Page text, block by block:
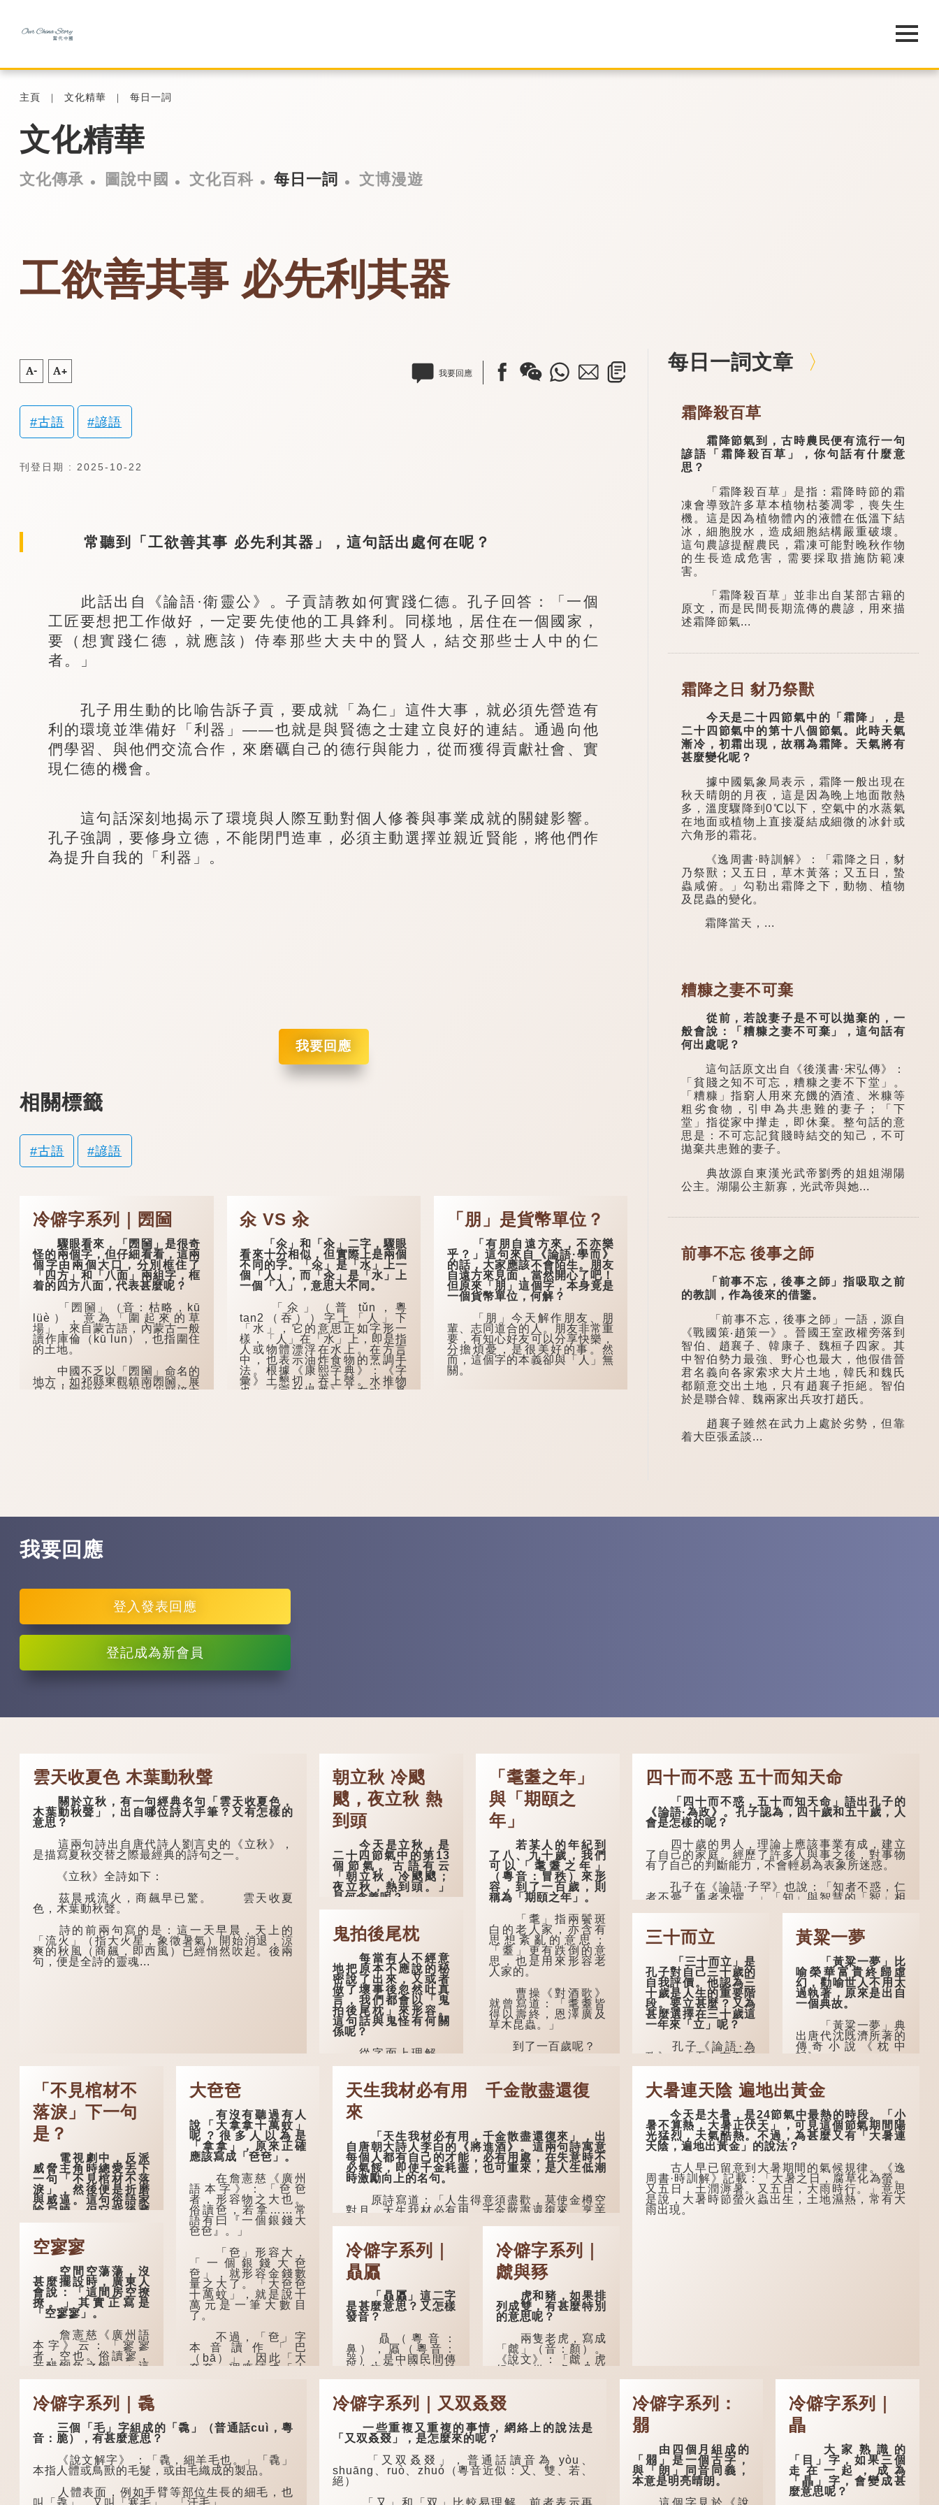
主頁 文化精華 每日一詞
文化精華
文化傳承 圖說中國 文化百科 每日一詞 文博漫遊
工欲善其事 必先利其器
A- A+ 我要回應
古語 諺語
刊登日期 : 2025-10-22
常聽到「工欲善其事 必先利其器」，這句話出處何在呢？
此話出自《論語·衛靈公》。子貢請教如何實踐仁德。孔子回答：「一個
工匠要想把工作做好，一定要先使他的工具鋒利。同樣地，居住在一個國家，
要（想實踐仁德，就應該）侍奉那些大夫中的賢人，結交那些士人中的仁
者。」
孔子用生動的比喻告訴子貢，要成就「為仁」這件大事，就必須先營造有
利的環境並準備好「利器」——也就是與賢德之士建立良好的連結。通過向他
們學習、與他們交流合作，來磨礪自己的德行與能力，從而獲得貢獻社會、實
現仁德的機會。
這句話深刻地揭示了環境與人際互動對個人修養與事業成就的關鍵影響。
孔子強調，要修身立德，不能閉門造車，必須主動選擇並親近賢能，將他們作
為提升自我的「利器」。
我要回應
相關標籤
古語 諺語
冷僻字系列｜圐圙
驟眼看來，「圐圙」是很奇
怪的兩個字，但仔細看看，這兩
個字由兩個大口，分別框住了
「四方」和「八面」兩組字，框
着的四方八面，代表甚麼呢？
「圐圙」（音：枯略，kū
lüè），意為「圍起來的草
場」，來自蒙古語，內蒙古一般
讀作庫倫（kū lun），也指圍住
的土地。
中國不乏以「圐圙」命名的
地方，如祁縣東觀鎮南圐圙、展
旦召大圐圙等；河北張北縣境內
氽 VS 汆
「氽」和「汆」二字，驟眼
看來十分相似，但實際上是兩個
不同的字。「氽」是「水」上一
個「人」，而「汆」是「水」上
一個「入」，意思大不同。
「氽」（普 tǔn，粵
tan2（吞））字上「人」下
「水」，它的意思正如字形一
樣，「人」在「水」上，即是指
人或物體漂浮在水上。在方言
中，也表示油炸食物的烹調手
法。根據《康熙字典》：《字
彙》土懇切，吞上聲。水推物
也；《字林撮要》人在水上爲
「朋」是貨幣單位？
「有朋自遠方來，不亦樂
乎？」這句來自《論語·學而》
的話，大家應該不會陌生。朋友
自遠方來見面，當然開心了吧！
但原來「朋」這個字，本身竟是
一個貨幣單位，何解？
「朋」今天解作朋友、朋
輩、志同道合的人。朋友非常重
要，有知心好友可以分享快樂，
分擔煩憂，是很美好的事。然
而，這個字的本義卻與「人」無
關。
每日一詞文章
霜降殺百草
霜降節氣到，古時農民便有流行一句
諺語「霜降殺百草」，你句話有什麼意
思？
「霜降殺百草」是指：霜降時節的霜
凍會導致許多草本植物枯萎凋零，喪失生
機。這是因為植物體內的液體在低溫下結
冰，細胞脫水，造成細胞結構嚴重破壞。
這句農諺提醒農民，霜凍可能對晚秋作物
的生長造成危害，需要採取措施防範凍
害。
「霜降殺百草」並非出自某部古籍的
原文，而是民間長期流傳的農諺，用來描
述霜降節氣...
霜降之日 豺乃祭獸
今天是二十四節氣中的「霜降」，是
二十四節氣中的第十八個節氣。此時天氣
漸冷，初霜出現，故稱為霜降。天氣將有
甚麼變化呢？
據中國氣象局表示，霜降一般出現在
秋天晴朗的月夜，這是因為晚上地面散熱
多，溫度驟降到0℃以下，空氣中的水蒸氣
在地面或植物上直接凝結成細微的冰針或
六角形的霜花。
《逸周書·時訓解》：「霜降之日，豺
乃祭獸；又五日，草木黃落；又五日，蟄
蟲咸俯。」勾勒出霜降之下，動物、植物
及昆蟲的變化。
霜降當天，...
糟糠之妻不可棄
從前，若說妻子是不可以拋棄的，一
般會說：「糟糠之妻不可棄」，這句話有
何出處呢？
這句話原文出自《後漢書·宋弘傳》：
「貧賤之知不可忘，糟糠之妻不下堂」。
「糟糠」指窮人用來充饑的酒渣、米糠等
粗劣食物，引申為共患難的妻子；「下
堂」指從家中攆走，即休棄。整句話的意
思是：不可忘記貧賤時結交的知己，不可
拋棄共患難的妻子。
典故源自東漢光武帝劉秀的姐姐湖陽
公主。湖陽公主新寡，光武帝與她...
前事不忘 後事之師
「前事不忘，後事之師」指吸取之前
的教訓，作為後來的借鑒。
「前事不忘，後事之師」一語，源自
《戰國策‧趙策一》。晉國王室政權旁落到
智伯、趙襄子、韓康子、魏桓子四家。其
中智伯勢力最強、野心也最大，他假借晉
君名義向各家索求大片土地，韓氏和魏氏
都願意交出土地，只有趙襄子拒絕。智伯
於是聯合韓、魏兩家出兵攻打趙氏。
趙襄子雖然在武力上處於劣勢，但靠
着大臣張孟談...
我要回應
登入發表回應
登記成為新會員
雲天收夏色 木葉動秋聲
關於立秋，有一句經典名句「雲天收夏色，
木葉動秋聲」，出自哪位詩人手筆？又有怎樣的
意思？
這兩句詩出自唐代詩人劉言史的《立秋》，
是描寫夏秋交替之際最經典的詩句之一。
《立秋》全詩如下：
茲晨戒流火，商飆早已驚。 雲天收夏
色，木葉動秋聲。
詩的前兩句寫的是：這一天早晨，天上的
「流火」（指大火星，象徵暑氣）開始消退，涼
爽的秋風（商飆，即西風）已經悄然吹起。後兩
句，便是全詩的靈魂...
朝立秋 冷颼
颼，夜立秋 熱
到頭
今天是立秋，是
二十四節氣中的第13
個節氣。古語有云
「朝立秋，冷颼颼；
夜立秋，熱到頭。」
是何含義呢？
崔寔《四民月令》：
「朝立秋，冷颼颼；
夜立秋，熱到頭」。
到了清代，顧祿在
《清嘉錄》中記錄蘇
州風俗時，也引用了
這句諺語。不過當地
百姓的口頭說法是
「朝立秋，渹颼颼；
夜立秋，熱吽吽」。
雖然用字略有不同，
但意思完全一致。
那麼，這句話到
了古人的一種樸素觀
察：如果立秋的精
確...
鬼拍後尾枕
每當有人不經意
地把原本不應說的秘
密說了出來，又或者
做了壞事後忽然吐真
言，我們都會以「鬼
拍後尾枕」來形容。
這句話與鬼怪有何關
係呢？
從字面上理解，
「後尾枕」的本字應
zhěn，與「枕」同
音）。《說文解
字》：「䪴，項枕
也。」意思是頭後部
民間流傳有一種
說法，人會將一些不
欲為人所知的記憶藏
於頸後之處。如果忽
不明東西（如鬼魂）
在後腦拍了一下，藏
「耄耋之年」
與「期頤之
年」
若某人的年紀到
了八、九十歲，我們
可以「耄耋之年」
（粵音：冒秩）來形
容，到了一百歲，則
稱為「期頤之年」。
「耄」指兩鬢斑
白的老人家，亦含有
思想紊亂的意思；
「耋」更有跌倒的意
思，也是用來形容老
人家的。
曹操《對酒歌》
就曾寫道：「耄耋皆
得以壽終，恩澤廣及
草木昆蟲。」
到了一百歲呢？
禮上》：「百年曰期
頤。」鄭玄註：
味，孝子要盡養道...
四十而不惑 五十而知天命
「四十而不惑，五十而知天命」語出孔子的
《論語·為政》。孔子認為，四十歲和五十歲，人
會是怎樣的呢？
四十歲的男人，理論上應該事業有成，建立
了自己的家庭。經歷了許多人與事之後，對事物
有了自己的判斷能力，不會輕易為表象所迷惑。
孔子在《論語·子罕》也說：「知者不惑，仁
者不憂，勇者不懼。」「知」與智慧的「智」相
三十而立
「三十而立」是
孔子對自己三十歲的
自我評價。他認為三
十歲是人生的重要階
段。要立甚麼？又為
甚麼選擇在三十歲這
一年來「立」呢？
孔子《論語·為
政》：「吾十有五而
志於學，三十而立，
知天命，六十而耳
順，七十而從心所
欲，不逾矩。」
在古代，男子一
般於二十歲進行冠
禮，冠禮完成後便是
成人，但由於未達壯
年，所以又稱「弱
冠」。《禮記·曲
禮》明確記載：「人
生十年曰幼，學；二
十曰弱，冠；三十曰
黃粱一夢
「黃粱一夢」比
喻榮華富貴終歸虛
幻，勸喻世人不用太
過執著，原來是出自
一個典故。
「黃粱一夢」典
出唐代沈既濟所著的
傳奇小說《枕中
記》。
唐朝開元年間，有一
個窮困潦倒的盧姓書
生，在上京赴考的途
中經過一間旅店休
息，碰巧遇到一位呂
姓道士，兩人暢談甚
言談間，盧姓書
生感慨自己雖貴為讀
書人，但一直未能考
取功名，仍然貧困，
「不見棺材不
落淚」下一句
是？
電視劇中，反派
威脅主角時總愛丟下
一句「不見棺材不落
淚」，然後便是折磨
與威逼。這句俗語家
喻戶曉，但它背後藏
着怎樣的故事呢？
「不見棺材不落
淚」的原句，有說法
是「不見棺材不下
淚」或「不見親棺不
下淚」，出自明朝蘭
陵笑笑生所著的《金
瓶梅詞話》第九十八
回。原意是指人未親
眼見到親人棺木，便
不會真正感到悲傷；
後來引申為比喻人執
迷不悟，不到徹底失
敗，便不肯罷休。
句耳熟能詳，但它其
實還有下半句——
「不到黃河心不
死」...
空寥寥
空間空蕩蕩，沒
甚麼擺設時，廣東人
會說：「這間房空撩
撩。」其實正寫是
「空寥寥」。
詹憲慈《廣州語
本字》云：「寥寥
者，空也。俗讀寥，
若醋餾魚之餾。」這
個字在古代已經出
《說文》注本中，
「寥」是「廫」的篆
形，解作空渺、空
虛。如《列仙傳·安期
先生》載琊阜老人故
虛質高清」形容空虛
無所事事。
大夿夿
有沒有聽過有人
說「大拿拿十萬蚊」
呢？很多人以為是
「拿拿」，原來正確
應該寫成「夿夿」。
在詹憲慈《廣州
語本字》：「夿夿
者，形容物之大也。
俗讀夿，若拿……常
語有曰『一個銀錢大
夿夿』。」
「夿」形容大，
「一個銀錢大夿
夿」，就形容金錢數
量之大了。「大夿夿
十萬蚊」，就是說十
萬元是一筆大數目
了。
不過，「夿」字
本音讀作「巴
（bā）」，因此「大
夿夿」理應讀成「大
天生我材必有用 千金散盡還復
來
「天生我材必有用，千金散盡還復來」，出
自唐朝大詩人李白的《將進酒》。這兩句詩寓意
每個人都有自己的才能，必有用處，在失意時不
必氣餒，即使千金耗盡，也可重來，是人生低潮
時激勵向上的名句。
原詩寫道：「人生得意須盡歡，莫使金樽空
對月。天生我材必有用，千金散盡還復來。烹羊
去，也終會重新得到。
李白作此詩時，大約是天寶十一年。當時他
已被唐玄宗賜金放還約八年，這期間經常與朋友
遊山玩水，部分詩作顯露出懷才...
冷僻字系列｜
贔屭
「贔屭」這二字
是甚麼意思？又怎樣
發音？
贔（粵音：
鼻），屭（粵音：
器），是中國民間傳
說中龍所生的九個兒
子之一，外形像
據明代楊慎《升
庵外集》記載，龍生
九子的次序排列為：
贔屭、螭吻、蒲牢、
狴犴、饕餮、蚣蝮、
睚眥、狻猊、椒圖
（此為其中一種說
法）。
冷僻字系列｜
虤與豩
虎和豬，如果排
列成雙，有甚麼特別
的意思呢？
兩隻老虎，寫成
「虤」（音：顏）。
《說文》：「虤，虎
怒也。從二虎。凡虤
人詩中亦有「求閑未
得閑，眾誚瞋虤虤」
之句，意思是眾人的
譏諷讓人怒目而視。
兩隻豬，則為
「豩」（音：賓）。
象豬相追逐的樣子。
大暑連天陰 遍地出黃金
今天是大暑，是24節氣中最熱的時段。「小
暑不算熱，大暑正伏天」，可見這個節氣期間陽
光猛烈，天氣酷熱。不過，為甚麼又有「大暑連
天陰，遍地出黃金」的說法？
古人早已留意到大暑期間的氣候規律。《逸
周書·時訓解》記載：「大暑之日，腐草化為螢。
又五日，土潤溽暑。又五日，大雨時行。」意思
是說，大暑時節螢火蟲出生，土地濕熱，常有大
雨出現。
冷僻字系列｜毳
三個「毛」字組成的「毳」（普通話cuì，粵
音：脆），有甚麼意思？
《說文解字》 ：「毳，細羊毛也。」「毳」
本指人體或鳥獸的毛髮，或由毛織成的製品。
人體表面，例如手臂等部位生長的細毛，也
叫「毳」，又叫「寒毛」、「汗毛」。
冷僻字系列｜又双叒叕
一些重複又重複的事情，網絡上的說法是
「又双叒叕」，是怎麼來的呢？
「又双叒叕」，普通話讀音為 yòu、
shuāng、ruò、zhuó（粵音近似：又、雙、若、
絕）
「又」和「双」比較易理解，前者表示再
冷僻字系列：
朤
由四個月組成的
「朤」是一個古字，
與「朗」同音同義，
本意是明亮晴朗。
這個字見於《說
冷僻字系列｜
瞐
大家熟識的
「目」字，如果三個
走在一起，成為
「瞐」字，會變成甚
麼意思呢？